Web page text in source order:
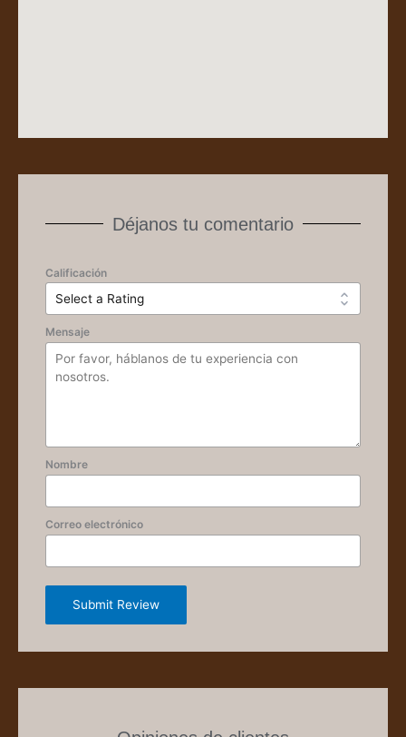
Déjanos tu comentario
Calificación
Mensaje
Nombre
Correo electrónico
Submit Review